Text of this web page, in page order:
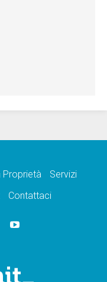
Proprietà
Servizi
Contattaci